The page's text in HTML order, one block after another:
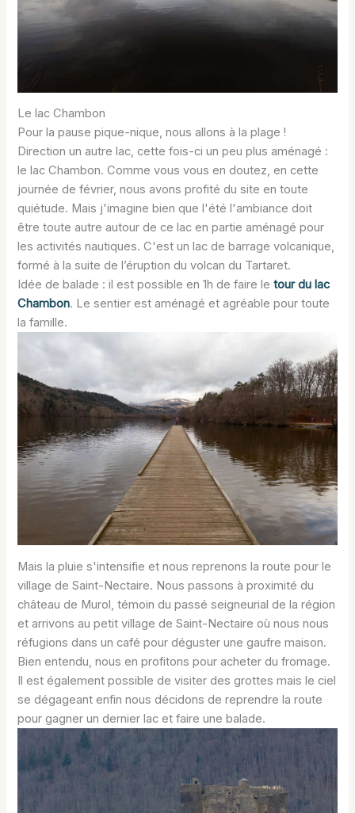
Le lac Chambon
Pour la pause pique-nique, nous allons à la plage !
Direction un autre lac, cette fois-ci un peu plus aménagé :
le lac Chambon. Comme vous vous en doutez, en cette
journée de février, nous avons profité du site en toute
quiétude. Mais j'imagine bien que l'été l'ambiance doit
être toute autre autour de ce lac en partie aménagé pour
les activités nautiques. C'est un lac de barrage volcanique,
formé à la suite de l’éruption du volcan du Tartaret.
Idée de balade : il est possible en 1h de faire le tour du lac
Chambon. Le sentier est aménagé et agréable pour toute
la famille.
Mais la pluie s'intensifie et nous reprenons la route pour le
village de Saint-Nectaire. Nous passons à proximité du
château de Murol, témoin du passé seigneurial de la région
et arrivons au petit village de Saint-Nectaire où nous nous
réfugions dans un café pour déguster une gaufre maison.
Bien entendu, nous en profitons pour acheter du fromage.
Il est également possible de visiter des grottes mais le ciel
se dégageant enfin nous décidons de reprendre la route
pour gagner un dernier lac et faire une balade.